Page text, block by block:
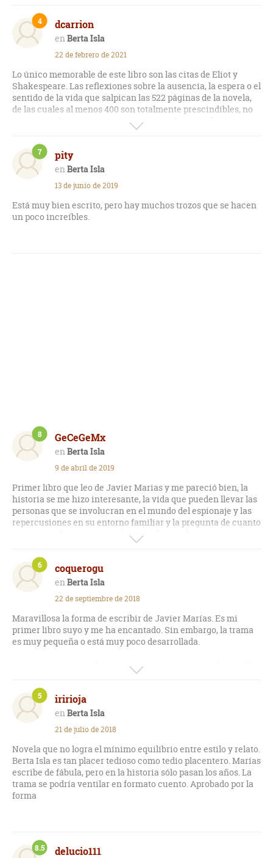
el resto de intervinientes, además con una sintaxis que, por
primera vez en Javier Marías, no me rechina (será porque ya
me voy adaptando a ella, ya que no creo que él se haya
amoldado a mí). Pero, desde mi punto de vista, los sucesivos
pasos con los que la narración avanza son demasiado lentos,
se recrea demasiado en la suerte, y el ritmo se hace moroso.
dcarrion
Berta Isla
4
22 de febrero de 2021
Lo único memorable de este libro son las citas de Eliot y
Shakespeare. Las reflexiones sobre la ausencia, la espera o el
sentido de la vida que salpican las 522 páginas de la novela,
de las cuales al menos 400 son totalmente prescindibles, no
aportan nada nuevo, como no aporta nada nuevo la trama,
demasiadas veces endeble, traída por los pelos.
Desesperantes las descripciones físicas o de vestuario de los
personajes, totalmente innecesarias, y desesperante la
constante sucesión de frases encadenadas con la
conjunción disyuntiva “o” para explicarnos cada situación o
pensamiento de cinco o diez formas diferentes en cada
ocasión, por si no ha quedado claro a la primera. Para remate,
en los últimos capítulos de la novela, el narrador o alguno de
los personajes nos vuelve a contar lo ya narrado en la
pity
Berta Isla
7
13 de junio de 2019
Está muy bien escrito, pero hay muchos trozos que se hacen
un poco increíbles.
GeCeGeMx
Berta Isla
8
9 de abril de 2019
Primer libro que leo de Javier Marias y me pareció bien, la
historia se me hizo interesante, la vida que pueden llevar las
personas que se involucran en el mundo del espionaje y las
repercusiones en su entorno familiar y la pregunta de cuanto
tiempo puede mantenerse latente el amor de una pareja cuya
coquerogu
Berta Isla
6
22 de septiembre de 2018
Maravillosa la forma de escribir de Javier Marías. Es mi
primer libro suyo y me ha encantado. Sin embargo, la trama
es muy pequeña o está muy poco desarrollada.
Eso sí, me encantan los personajes protagonistas, dos perfiles
muy trabajados y definidos en sus pensamientos, con los que
se logra enganchar.
En definitiva, gran estilo pero poca acción.
iririoja
Berta Isla
5
21 de julio de 2018
Novela que no logra el mínimo equilibrio entre estilo y relato.
Berta Isla es tan placer tedioso como tedio placentero. Marías
escribe de fábula, pero en la historia sólo pasan los años. La
trama se podría ventilar en formato cuento. Aprobado por la
forma
delucio111
8.5